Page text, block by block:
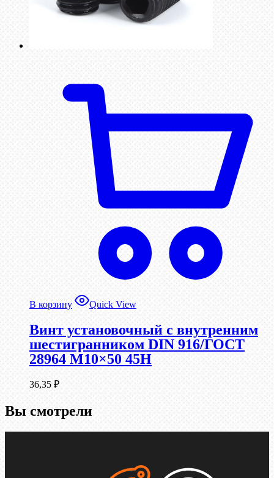
В корзину Quick View
Винт установочный с внутренним
шестигранником DIN 916/ГОСТ
28964 М10×50 45Н
36,35 ₽
Вы смотрели